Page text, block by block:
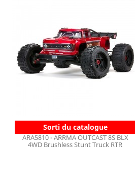
Sorti du catalogue
ARA5810 - ARRMA OUTCAST 8S BLX
4WD Brushless Stunt Truck RTR